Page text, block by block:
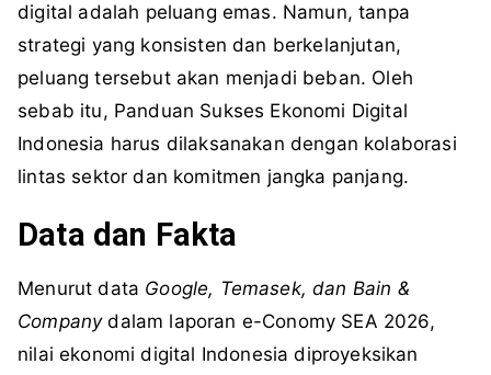
digital adalah peluang emas. Namun, tanpa
strategi yang konsisten dan berkelanjutan,
peluang tersebut akan menjadi beban. Oleh
sebab itu, Panduan Sukses Ekonomi Digital
Indonesia harus dilaksanakan dengan kolaborasi
lintas sektor dan komitmen jangka panjang.
Data dan Fakta
Menurut data Google, Temasek, dan Bain &
Companydalam laporan e-Conomy SEA 2026,
nilai ekonomi digital Indonesia diproyeksikan